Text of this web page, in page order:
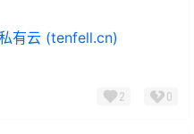
有云 (tenfell.cn)
2 0